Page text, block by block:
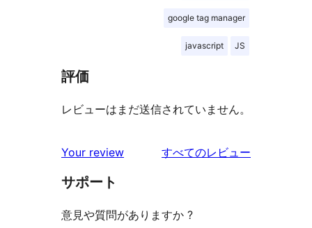
google tag manager
javascript JS
評価
レビューはまだ送信されていません。
Your review すべてのレビュー
サポート
意見や質問がありますか ?